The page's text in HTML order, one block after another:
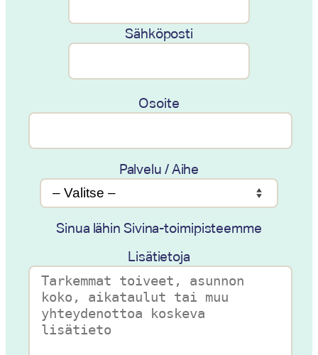
Sähköposti
Osoite
Palvelu / Aihe
Sinua lähin Sivina-toimipisteemme
Lisätietoja